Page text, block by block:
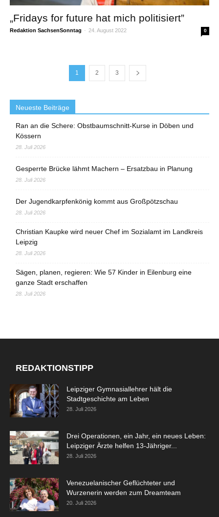
„Fridays for future hat mich politisiert”
Redaktion SachsenSonntag - 24. August 2022 0
1 2 3
Neueste Beiträge
Ran an die Schere: Obstbaumschnitt-Kurse in Döben und
Kössern
28. Juli 2026
Gesperrte Brücke lähmt Machern – Ersatzbau in Planung
28. Juli 2026
Der Jugendkarpfenkönig kommt aus Großpötzschau
28. Juli 2026
Christian Kaupke wird neuer Chef im Sozialamt im Landkreis
Leipzig
28. Juli 2026
Sägen, planen, regieren: Wie 57 Kinder in Eilenburg eine
ganze Stadt erschaffen
28. Juli 2026
REDAKTIONSTIPP
Leipziger Gymnasiallehrer hält die
Stadtgeschichte am Leben
28. Juli 2026
Drei Operationen, ein Jahr, ein neues Leben:
Leipziger Ärzte helfen 13-Jähriger...
28. Juli 2026
Venezuelanischer Geflüchteter und
Wurzenerin werden zum Dreamteam
20. Juli 2026